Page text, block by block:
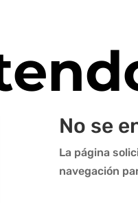
No se
La página
navegación